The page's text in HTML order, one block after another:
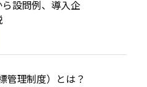
ら設問例、導入企
管理制度）とは？